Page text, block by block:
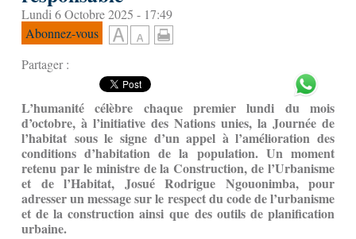
Lundi 6 Octobre 2025 - 17:49
Abonnez-vous
Partager :
L’humanité célèbre chaque premier lundi du mois
d’octobre, à l’initiative des Nations unies, la Journée de
l’habitat sous le signe d’un appel à l’amélioration des
conditions d’habitation de la population. Un moment
retenu par le ministre de la Construction, de l’Urbanisme
et de l’Habitat, Josué Rodrigue Ngouonimba, pour
adresser un message sur le respect du code de l’urbanisme
et de la construction ainsi que des outils de planification
urbaine.